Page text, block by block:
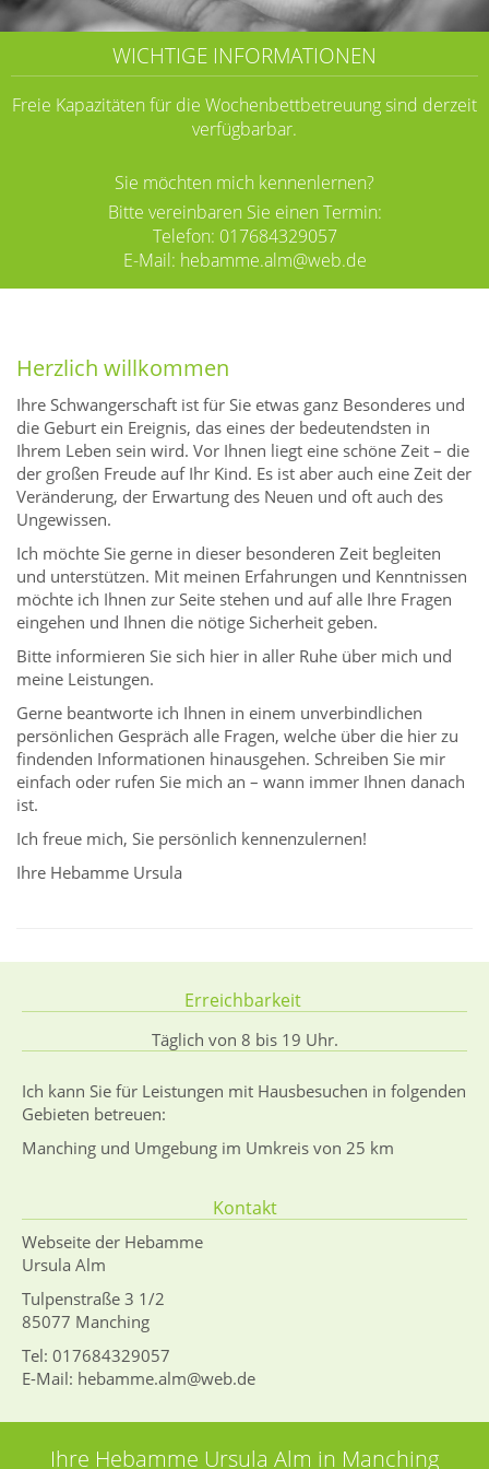
WICHTIGE INFORMATIONEN
Freie Kapazitäten für die Wochenbettbetreuung sind derzeit
verfügbarbar.
Sie möchten mich kennenlernen?
Bitte vereinbaren Sie einen Termin:
Telefon: 017684329057
E-Mail: hebamme.alm@web.de
Herzlich willkommen
Ihre Schwangerschaft ist für Sie etwas ganz Besonderes und
die Geburt ein Ereignis, das eines der bedeutendsten in
Ihrem Leben sein wird. Vor Ihnen liegt eine schöne Zeit – die
der großen Freude auf Ihr Kind. Es ist aber auch eine Zeit der
Veränderung, der Erwartung des Neuen und oft auch des
Ungewissen.
Ich möchte Sie gerne in dieser besonderen Zeit begleiten
und unterstützen. Mit meinen Erfahrungen und Kenntnissen
möchte ich Ihnen zur Seite stehen und auf alle Ihre Fragen
eingehen und Ihnen die nötige Sicherheit geben.
Bitte informieren Sie sich hier in aller Ruhe über mich und
meine Leistungen.
Gerne beantworte ich Ihnen in einem unverbindlichen
persönlichen Gespräch alle Fragen, welche über die hier zu
findenden Informationen hinausgehen. Schreiben Sie mir
einfach oder rufen Sie mich an – wann immer Ihnen danach
ist.
Ich freue mich, Sie persönlich kennenzulernen!
Ihre Hebamme Ursula
Erreichbarkeit
Täglich von 8 bis 19 Uhr.
Ich kann Sie für Leistungen mit Hausbesuchen in folgenden
Gebieten betreuen:
Manching und Umgebung im Umkreis von 25 km
Kontakt
Webseite der Hebamme
Ursula Alm
Tulpenstraße 3 1/2
85077 Manching
Tel: 017684329057
E-Mail: hebamme.alm@web.de
Ihre Hebamme Ursula Alm in Manching